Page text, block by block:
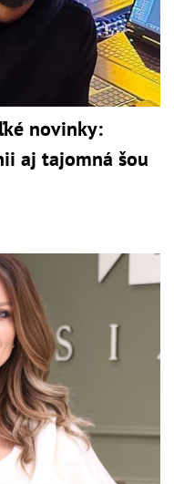
novinky:
aj tajomná šou